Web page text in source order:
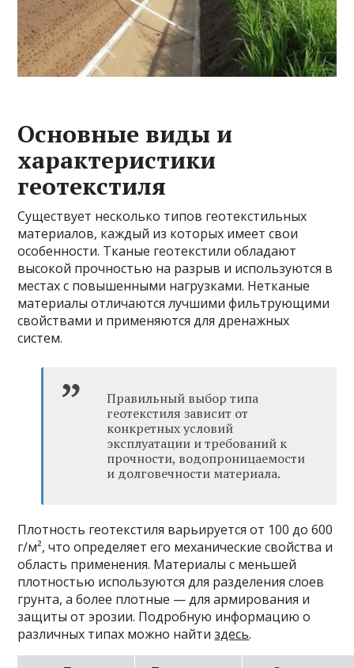
Основные виды и
характеристики
геотекстиля
Существует несколько типов геотекстильных
материалов, каждый из которых имеет свои
особенности. Тканые геотекстили обладают
высокой прочностью на разрыв и используются в
местах с повышенными нагрузками. Нетканые
материалы отличаются лучшими фильтрующими
свойствами и применяются для дренажных
систем.
Правильный выбор типа
геотекстиля зависит от
конкретных условий
эксплуатации и требований к
прочности, водопроницаемости
и долговечности материала.
Плотность геотекстиля варьируется от 100 до 600
г/м², что определяет его механические свойства и
область применения. Материалы с меньшей
плотностью используются для разделения слоев
грунта, а более плотные — для армирования и
защиты от эрозии. Подробную информацию о
различных типах можно найтиздесь.